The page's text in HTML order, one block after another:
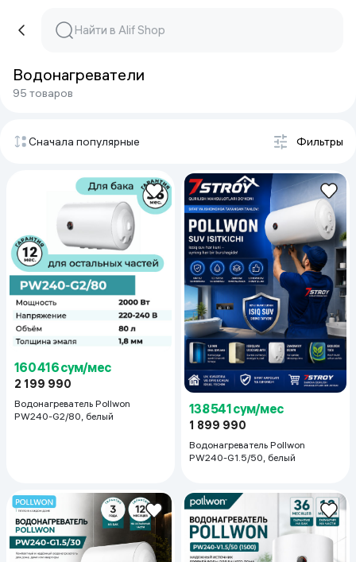
Водонагреватели
95 товаров
Сначала популярные Фильтры
160 416 сум/мес
2 199 990
Водонагреватель Pollwon
PW240-G2/80, белый
138 541 сум/мес
1 899 990
Водонагреватель Pollwon
PW240-G1.5/50, белый